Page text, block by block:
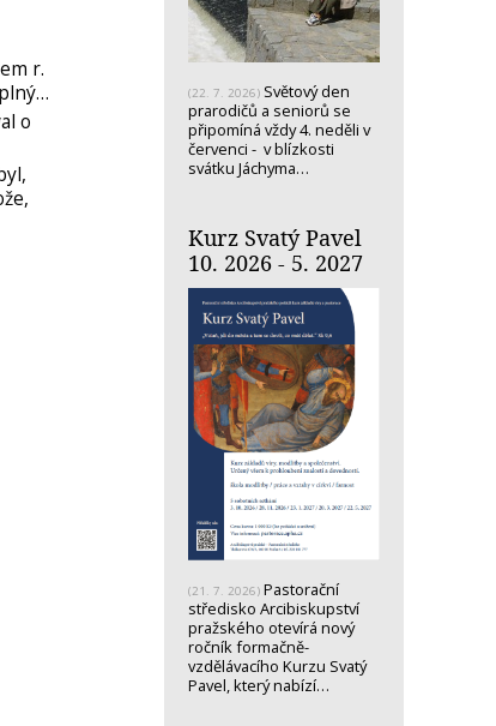
r.
o
(22. 7. 2026) Světový den
prarodičů a seniorů se
připomíná vždy 4. neděli v
červenci - v blízkosti
svátku Jáchyma…
Kurz Svatý Pavel
10. 2026 - 5. 2027
(21. 7. 2026) Pastorační
středisko Arcibiskupství
pražského otevírá nový
ročník formačně-
vzdělávacího Kurzu Svatý
Pavel, který nabízí…